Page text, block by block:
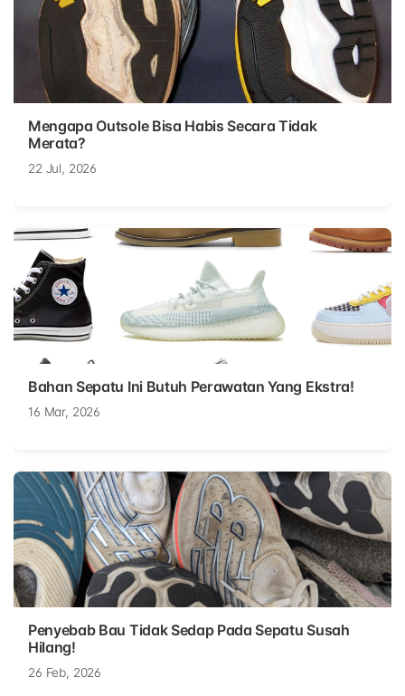
Mengapa Outsole Bisa Habis Secara Tidak
Merata?
22 Jul, 2026
Bahan Sepatu Ini Butuh Perawatan Yang Ekstra!
16 Mar, 2026
Penyebab Bau Tidak Sedap Pada Sepatu Susah
Hilang!
26 Feb, 2026